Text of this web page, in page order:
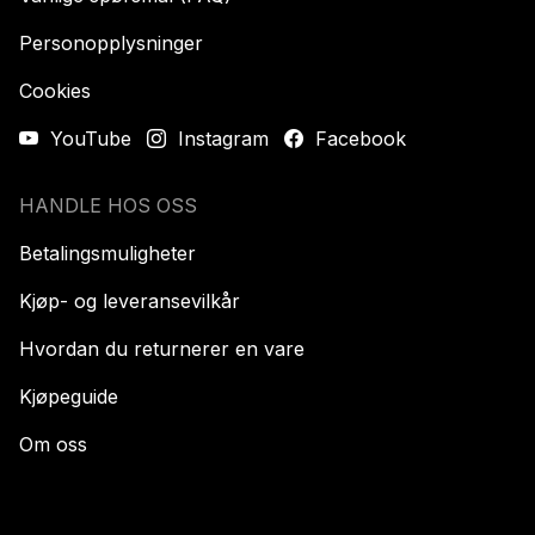
Personopplysninger
Cookies
YouTube
Instagram Facebook
HANDLE HOS OSS
Betalingsmuligheter
Kjøp- og leveransevilkår
Hvordan du returnerer en vare
Kjøpeguide
Om oss